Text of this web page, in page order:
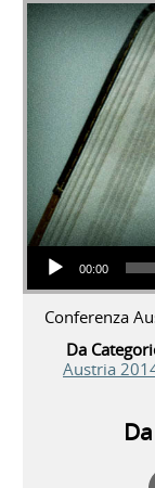
Audio Player
00:00
Conferenza
Da
Austria